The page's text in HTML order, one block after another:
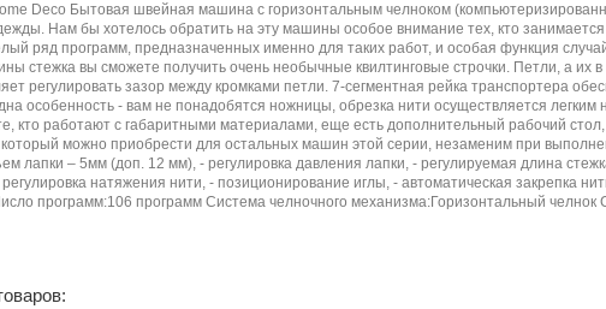
Deco Бытовая швейная машина с горизонтальным челноком
Нам бы хотелось обратить на эту машины особое внимание тех, кто
ряд программ, предназначенных именно для таких работ, и особая функция
стежка вы сможете получить очень необычные квилтинговые строчки. Петли, а
регулировать зазор между кромками петли. 7-сегментная рейка транспортера
особенность - вам не понадобятся ножницы, обрезка нити осуществляется
кто работают с габаритными материалами, еще есть дополнительный рабочий
можно приобрести для остальных машин этой серии, незаменим при
лапки – 5мм (доп. 12 мм), - регулировка давления лапки, - регулируемая длина
натяжения нити, - позиционирование иглы, - автоматическая закрепка
программ:106 программ Система челночного механизма:Горизонтальный